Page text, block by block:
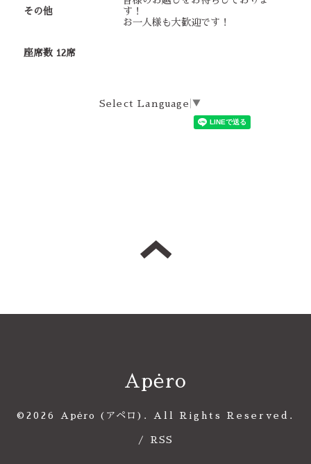
その他
す！
お一人様も大歓迎です！
座席数 12席
Select Language ▼
Apėro
©2026 Apėro (アペロ) . All Rights Reserved.
/ RSS